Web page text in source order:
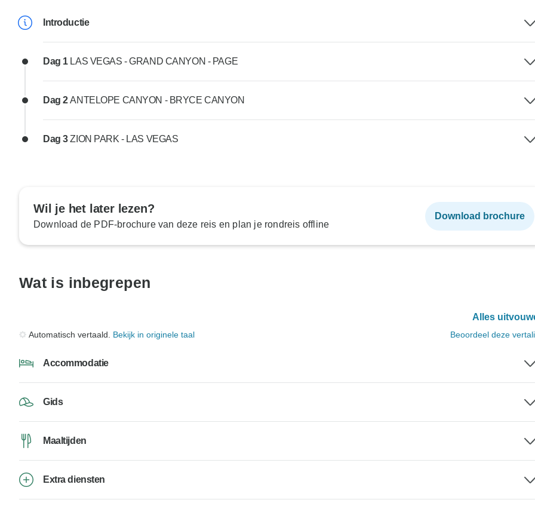
Introductie
Dag 1 LAS VEGAS - GRAND CANYON - PAGE
Dag 2ANTELOPE CANYON - BRYCE CANYON
Dag 3ZION PARK - LAS VEGAS
Wil je het later lezen?
Download de PDF-brochure van deze reis en plan je rondreis offline
Download brochure
Wat is inbegrepen
Alles
Automatisch vertaald. Bekijk in originele taal Beoordeel deze
Accommodatie
Gids
Maaltijden
Extra diensten